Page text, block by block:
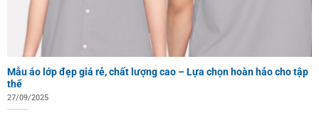
Mẫu áo lớp đẹp giá rẻ, chất lượng cao – Lựa chọn hoàn hảo cho tập
thể
27/09/2025